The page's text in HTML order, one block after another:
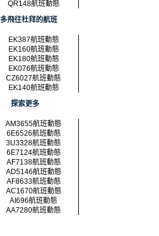
QR148航班動態
飛往杜拜的航班
EK387航班動態
EK160航班動態
EK180航班動態
EK076航班動態
CZ6027航班動態
EK140航班動態
探索更多
AM3655航班動態
6E6526航班動態
3U3328航班動態
6E7124航班動態
AF7138航班動態
AD5146航班動態
AF8633航班動態
AC1670航班動態
AI696航班動態
AA7280航班動態